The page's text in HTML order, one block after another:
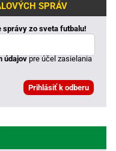
SPRÁV
správy zo sveta futbalu!
údajovpre účel zasielania